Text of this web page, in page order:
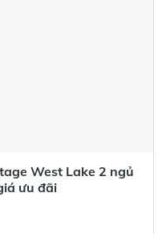
West Lake 2 ngủ
ưu đãi